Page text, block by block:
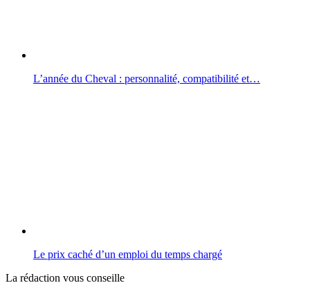
L’année du Cheval : personnalité, compatibilité et…
Le prix caché d’un emploi du temps chargé
La rédaction vous conseille